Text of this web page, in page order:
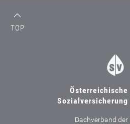
TOP
Österreichische
Sozialversicherung
Dachverband der